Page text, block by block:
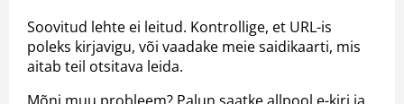
Soovitud lehte ei leitud. Kontrollige, et URL-is
poleks kirjavigu, või vaadake meie saidikaarti, mis
aitab teil otsitava leida.